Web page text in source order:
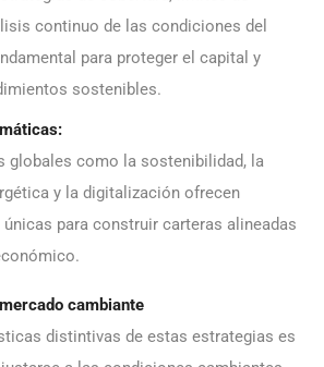
continuo de las condiciones del
para proteger el capital y
sostenibles.
globales como la sostenibilidad, la
y la digitalización ofrecen
para construir carteras alineadas
cambiante
distintivas de estas estrategias es